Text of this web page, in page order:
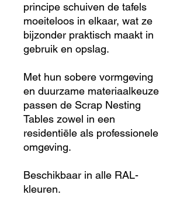
principe schuiven de tafels
moeiteloos in elkaar, wat ze
bijzonder praktisch maakt in
gebruik en opslag.
Met hun sobere vormgeving
en duurzame materiaalkeuze
passen de Scrap Nesting
Tables zowel in een
residentiële als professionele
omgeving.
Beschikbaar in alle RAL-
kleuren.